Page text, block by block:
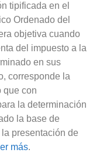
tipificada en el
Ordenado del
objetiva cuando
del impuesto a la
en sus
corresponde la
que con
la determinación
la base de
presentación de
más.